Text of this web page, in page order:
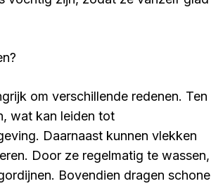
om verschillende redenen. Ten
wat kan leiden tot
Daarnaast kunnen vlekken
Door ze regelmatig te wassen,
Bovendien dragen schone